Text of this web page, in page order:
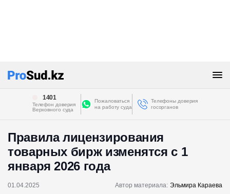
1401
Телефон доверия
Верховного суда
Пожаловаться
на работу суда
Телефоны доверия
госорганов
Правила лицензирования
товарных бирж изменятся с 1
января 2026 года
01.04.2025 Автор материала: Эльмира Караева